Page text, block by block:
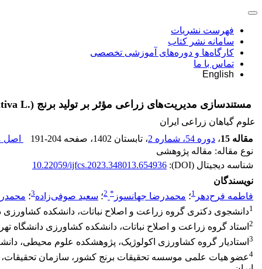
فهرست نشریات
سامانه نشر کتاب
کارگاه‌ها و دوره‌های آموزشی تخصصی
تماس با ما
English
مستند‌سازی مدیریت‌های زراعی مؤثر بر تولید برنج (.Oryza sativa L) در استان گیلان
علوم گیاهان زراعی ایران
مقاله 15
، دوره 54، شماره 2 ، تابستان 1402 ، صفحه 191-204
اصل
نوع مقاله: مقاله پژوهشی
شناسه دیجیتال (DOI):
10.22059/ijfcs.2023.348013.654936
نویسندگان
فاطمه فرح‌دهر 1؛ محمدرضا جهانسوز *
2؛ سعید صوفی‌زاده3؛
1دانشجوی دکتری گروه زراعت و اصلاح نباتات، دانشکده کشاورزی
2 استاد گروه زراعت و اصلاح نباتات، دانشکده کشاورزی دانشگاه
3 استادیار گروه کشاورزی اکولوژیک، پژوهشکده علوم محیطی،
4عضو هیات علمی موسسه تحقیقات برنج کشور، سازمان